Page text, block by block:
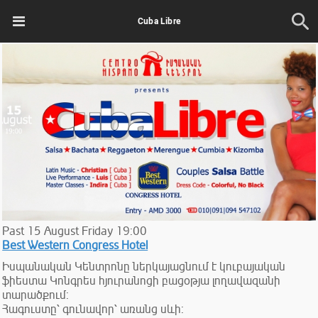
Cuba Libre
Past 15 August Friday 19:00
Best Western Congress Hotel
Իսպանական Կենտրոնը ներկայացնում է կուբայական
ֆիեստա Կոնգրես հյուրանոցի բացօթյա լողավազանի
տարածքում:
Հագուստը՝ գունավոր՝ առանց սևի: